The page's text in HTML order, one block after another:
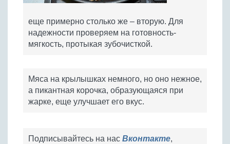
еще примерно столько же – вторую. Для
надежности проверяем на готовность-
мягкость, протыкая зубочисткой.
Мяса на крылышках немного, но оно нежное,
а пикантная корочка, образующаяся при
жарке, еще улучшает его вкус.
Подписывайтесь на нас Вконтакте,